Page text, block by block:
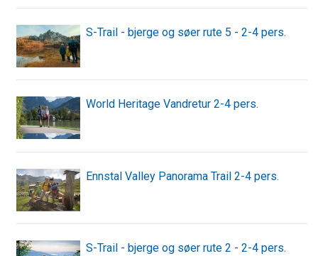
S-Trail - bjerge og søer rute 5 - 2-4 pers.
World Heritage Vandretur 2-4 pers.
Ennstal Valley Panorama Trail 2-4 pers.
S-Trail - bjerge og søer rute 2 - 2-4 pers.